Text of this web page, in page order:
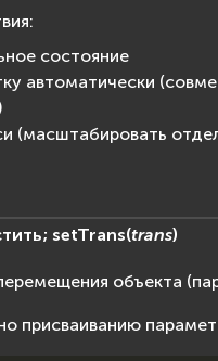
состояние
автоматически
(масштабировать
setTrans(trans)
объекта
присваиванию